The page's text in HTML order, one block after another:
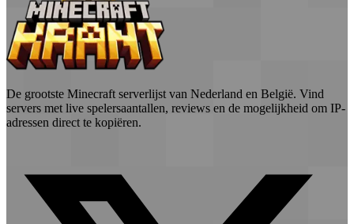
De grootste Minecraft serverlijst van Nederland en België. Vind
servers met live spelersaantallen, reviews en de mogelijkheid om IP-
adressen direct te kopiëren.